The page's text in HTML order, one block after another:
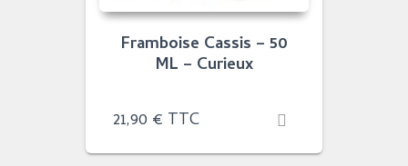
Framboise Cassis – 50
ML – Curieux
21,90 € TTC